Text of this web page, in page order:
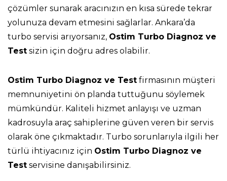
çözümler sunarak aracınızın en kısa sürede tekrar
yolunuza devam etmesini sağlarlar. Ankara’da
turbo servisi arıyorsanız, Ostim Turbo Diagnoz ve
Test sizin için doğru adres olabilir.
Ostim Turbo Diagnoz ve Test firmasının müşteri
memnuniyetini ön planda tuttuğunu söylemek
mümkündür. Kaliteli hizmet anlayışı ve uzman
kadrosuyla araç sahiplerine güven veren bir servis
olarak öne çıkmaktadır. Turbo sorunlarıyla ilgili her
türlü ihtiyacınız için Ostim Turbo Diagnoz ve
Test servisine danışabilirsiniz.